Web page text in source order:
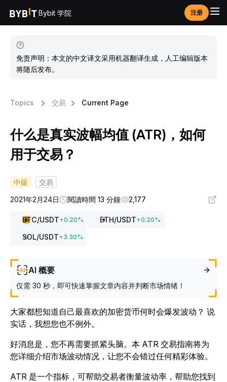
Bybit 学院 注册
免责声明：本文的中文译文采用机器翻译生成，人工编辑版本
将随后发布。
Topics 交易 Current Page
什么是真实波幅均值 (ATR)，如何
用于交易？
中級
交易
2021年2月24日
閱讀時間 13 分鐘 2,177
BTC/USDT+0.20% ETH/USDT+0.20%
SOL/USDT+3.30%
AI 概要
仅需 30 秒，即可快速掌握文章内容并判断市场情绪！
大家都想知道自己最喜欢的加密货币何时会爆发波动？ 说
实话，我想您也不例外。
好消息是，您不再需要抓紧头脑。本 ATR 交易指南将为
您详细介绍市场波动情况，让您不会错过任何精彩体验。
ATR 是一个指标，可帮助交易者衡量波动率，帮助您找到